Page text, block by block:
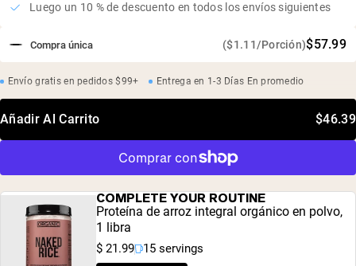
Compra única ($1.11/Porción)$57.99
Luego un 10 % de descuento en todos los envíos siguientes
Envío gratis en pedidos $99+ Entrega en 1-3 Días En promedio
Añadir Al Carrito $46.39
COMPLETE YOUR ROUTINE
Proteína de arroz integral orgánico en polvo,
1 libra
$ 21.99 15 servings